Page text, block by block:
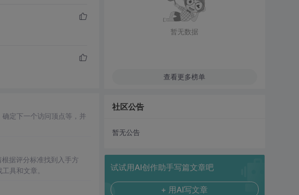
定下一个访问顶点等，并
据评分标准找到入手方
具和文章。
暂无数据
查看更多榜单
社区公告
暂无公告
试试用AI创作助手写篇文章吧
+ 用AI写文章